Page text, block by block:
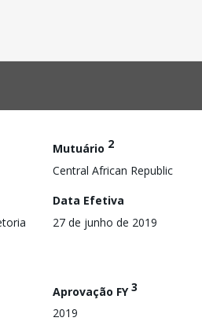
Mutuário 2
Central African Republic
Data Efetiva
27 de junho de 2019
Aprovação FY3
2019